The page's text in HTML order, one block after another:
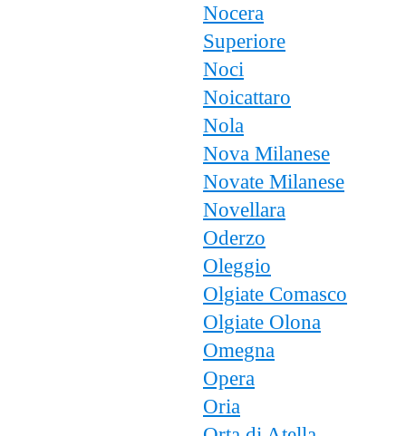
Nocera
Superiore
Noci
Noicattaro
Nola
Nova Milanese
Novate Milanese
Novellara
Oderzo
Oleggio
Olgiate Comasco
Olgiate Olona
Omegna
Opera
Oria